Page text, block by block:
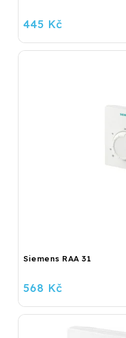
445 Kč
Siemens RAA 31
568 Kč